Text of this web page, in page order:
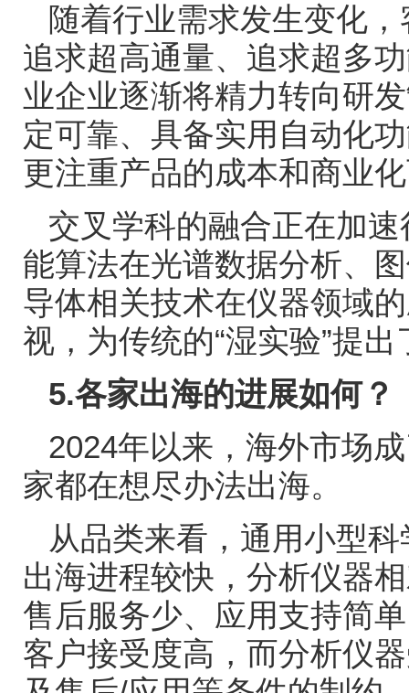
随着行业需求发生变化
追求超高通量、追求超多
业企业逐渐将精力转向研
定可靠、具备实用自动化
更注重产品的成本和商业
交叉学科的融合正在加
能算法在光谱数据分析、
导体相关技术在仪器领域
视，为传统的“湿实验”提出
5.各家出海的进展如何？
2024年以来，海外市场
家都在想尽办法出海。
从品类来看，通用小型
出海进程较快，分析仪器
售后服务少、应用支持简
客户接受度高，而分析仪